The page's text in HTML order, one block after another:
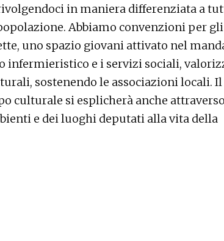
in maniera differenziata a
Abbiamo convenzioni per
uno spazio giovani attivato nel
infermieristico e i servizi sociali,
sostenendo le associazioni locali. Il
culturale si esplicherà anche
e dei luoghi deputati alla vita della